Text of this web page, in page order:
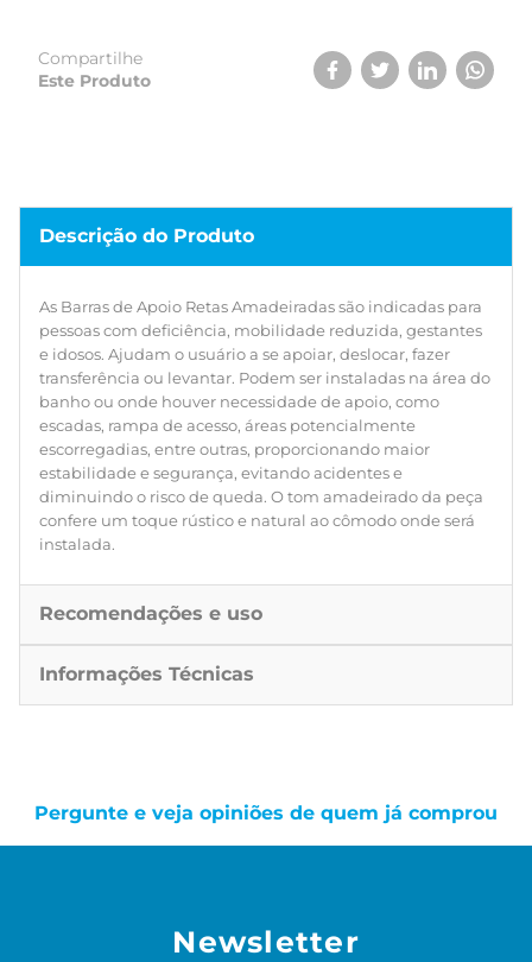
estabilidade e segurança, evitando acidentes e
diminuindo o risco de queda. O tom amadeirado da peça
Compartilhe
Este Produto
Descrição do Produto
As Barras de Apoio Retas Amadeiradas são indicadas para
pessoas com deficiência, mobilidade reduzida, gestantes
e idosos. Ajudam o usuário a se apoiar, deslocar, fazer
transferência ou levantar. Podem ser instaladas na área do
banho ou onde houver necessidade de apoio, como
escadas, rampa de acesso, áreas potencialmente
escorregadias, entre outras, proporcionando maior
estabilidade e segurança, evitando acidentes e
diminuindo o risco de queda. O tom amadeirado da peça
confere um toque rústico e natural ao cômodo onde será
instalada.
Recomendações e uso
Informações Técnicas
Pergunte e veja opiniões de quem já comprou
Newsletter